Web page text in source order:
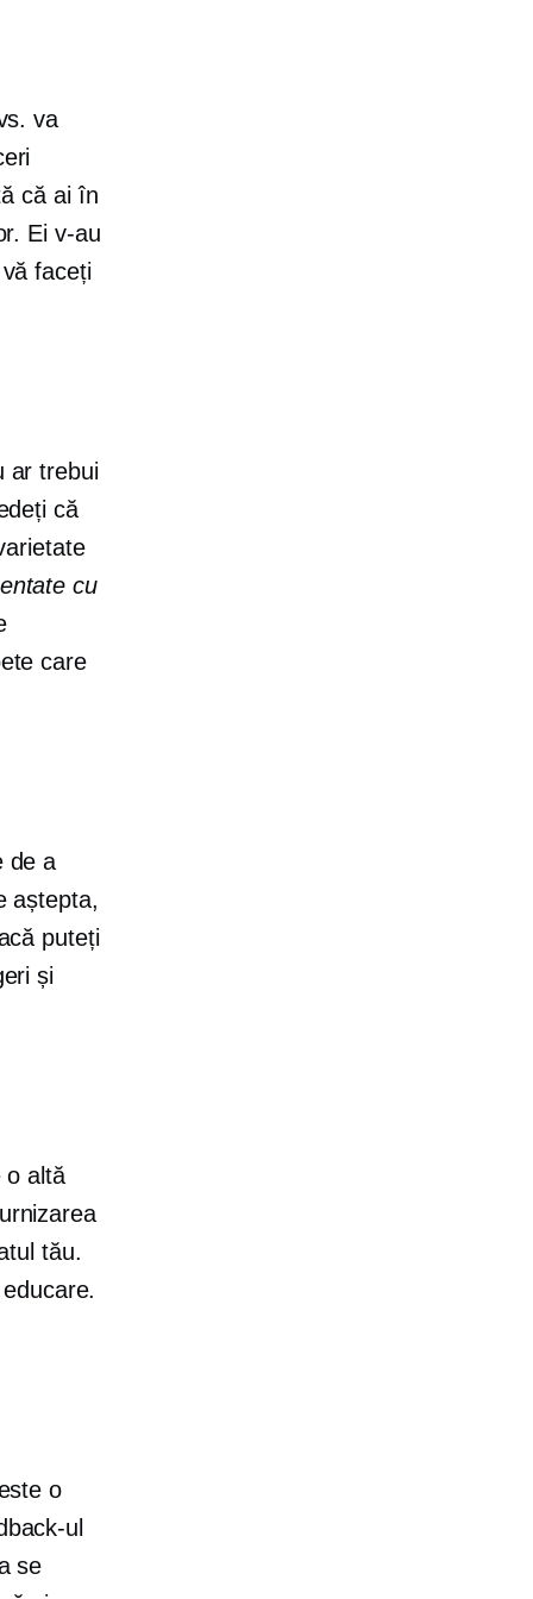
va
că ai în
Ei v-au
faceți
ar trebui
că
cu
care
de a
aștepta,
puteți
și
o altă
tău.
o
ul
se